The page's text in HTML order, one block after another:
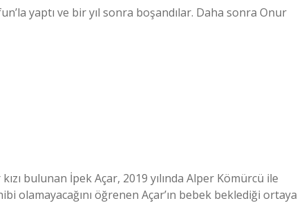
yaptı ve bir yıl sonra boşandılar. Daha sonra Onur
bulunan İpek Açar, 2019 yılında Alper Kömürcü ile
olamayacağını öğrenen Açar’ın bebek beklediği ortaya